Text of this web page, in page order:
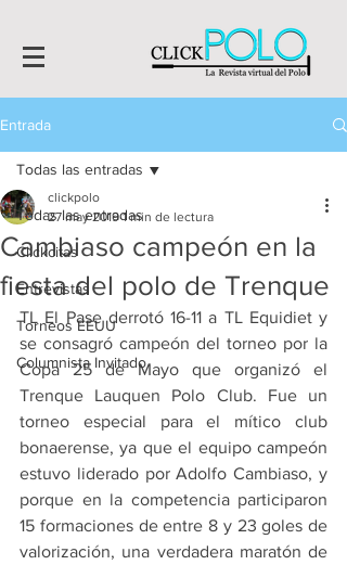
Entrada
Todas las entradas
Clickcitas
Entrevistas
Torneos EEUU
Columnista Invitado
Todas las entradas
Cambiaso campeón en la
fiesta del polo de Trenque
clickpolo
27 may 2019 1 min de lectura
TL El Pase derrotó 16-11 a TL Equidiet y
se consagró campeón del torneo por la
Copa 25 de Mayo que organizó el
Trenque Lauquen Polo Club. Fue un
torneo especial para el mítico club
bonaerense, ya que el equipo campeón
estuvo liderado por Adolfo Cambiaso, y
porque en la competencia participaron
15 formaciones de entre 8 y 23 goles de
valorización, una verdadera maratón de